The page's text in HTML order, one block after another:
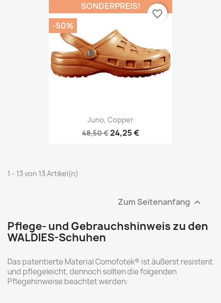
Juno, Copper
48,50 €24,25 €
SONDERPREIS!
-50%
favorite_border
1 - 13 von 13 Artikel(n)
Zum Seitenanfang 
Pflege- und Gebrauchshinweis zu den
WALDIES-Schuhen
Das patentierte Material Comofotek® ist äußerst resistent
und pflegeleicht, dennoch sollten die folgenden
Pflegehinweise beachtet werden: